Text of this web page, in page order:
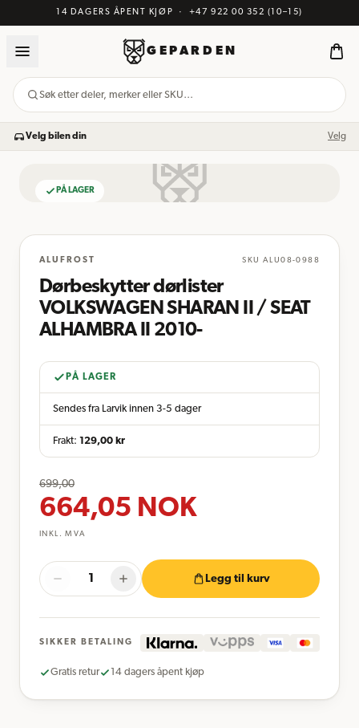
14 DAGERS ÅPENT KJØP · +47 922 00 352 (10–15)
GEPARDEN
Søk etter deler, merker eller SKU…
Velg bilen din Velg
PÅ LAGER
ALUFROST SKU ALU08-0988
Dørbeskytter dørlister
VOLKSWAGEN SHARAN II / SEAT
ALHAMBRA II 2010-
PÅ LAGER
Sendes fra Larvik innen 3-5 dager
Frakt: 129,00 kr
699,00
664,05 NOK
INKL. MVA
Legg til kurv
SIKKER BETALING
Gratis retur 14 dagers åpent kjøp